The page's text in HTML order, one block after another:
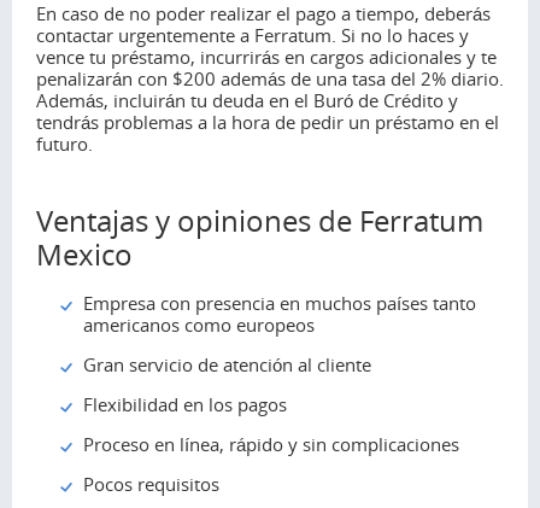
En caso de no poder realizar el pago a tiempo, deberás
contactar urgentemente a Ferratum. Si no lo haces y
vence tu préstamo, incurrirás en cargos adicionales y te
penalizarán con $200 además de una tasa del 2% diario.
Además, incluirán tu deuda en el Buró de Crédito y
tendrás problemas a la hora de pedir un préstamo en el
futuro.
Ventajas y opiniones de Ferratum
Mexico
Empresa con presencia en muchos países tanto
americanos como europeos
Gran servicio de atención al cliente
Flexibilidad en los pagos
Proceso en línea, rápido y sin complicaciones
Pocos requisitos